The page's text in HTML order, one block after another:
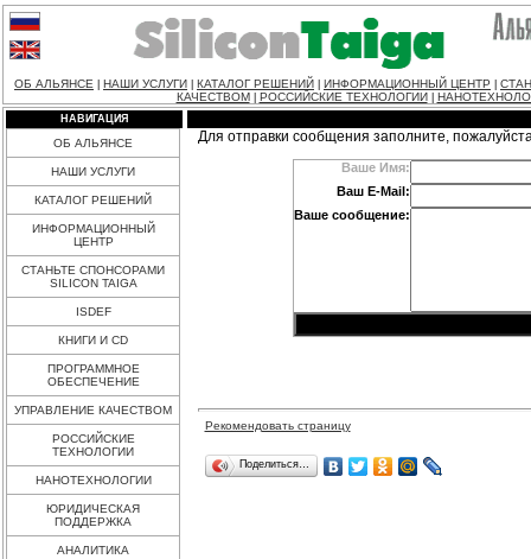
ОБ АЛЬЯНСЕ НАШИ УСЛУГИ КАТАЛОГ РЕШЕНИЙ ИНФОРМАЦИОННЫЙ ЦЕНТР
КАЧЕСТВОМ
РОССИЙСКИЕ ТЕХНОЛОГИИ
НАВИГАЦИЯ
ОБ АЛЬЯНСЕ
НАШИ УСЛУГИ
КАТАЛОГ РЕШЕНИЙ
ИНФОРМАЦИОННЫЙ
ЦЕНТР
СТАНЬТЕ СПОНСОРАМИ
SILICON TAIGA
ISDEF
КНИГИ И CD
ПРОГРАММНОЕ
ОБЕСПЕЧЕНИЕ
УПРАВЛЕНИЕ КАЧЕСТВОМ
РОССИЙСКИЕ
ТЕХНОЛОГИИ
НАНОТЕХНОЛОГИИ
ЮРИДИЧЕСКАЯ
ПОДДЕРЖКА
АНАЛИТИКА
Для отправки сообщения заполните,
Ваше Имя:
Ваш E-Mail:
Ваше сообщение:
Рекомендовать страницу
Поделиться…